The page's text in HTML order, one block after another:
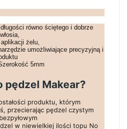
równo ściętego i dobrze
żelu,
umożliwiające precyzyjną i
5mm
pędzel Makear?
produktu, którym
przecierając pędzel czystym
w niewielkiej ilości topu No